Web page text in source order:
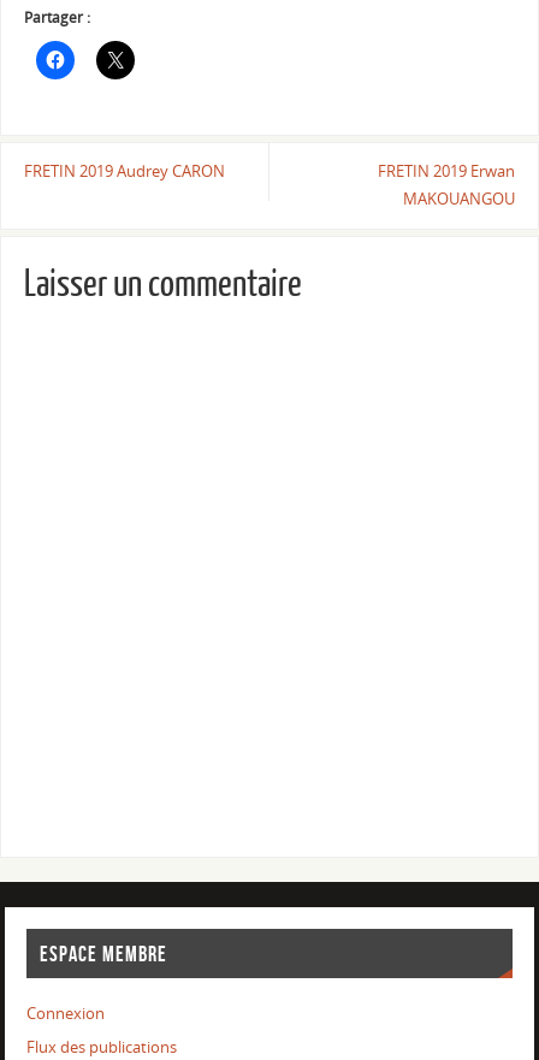
Partager :
FRETIN 2019 Audrey CARON
FRETIN 2019 Erwan
MAKOUANGOU
Laisser un commentaire
ESPACE MEMBRE
Connexion
Flux des publications